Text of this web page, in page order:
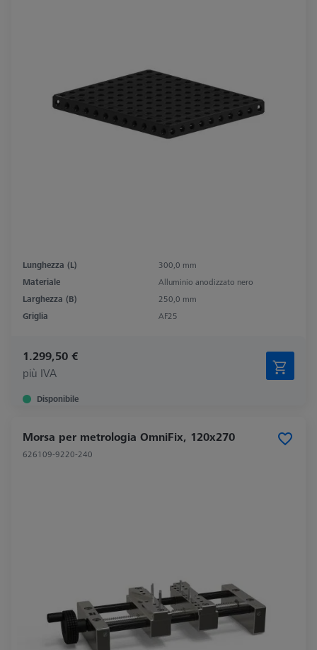
Lunghezza (L)
300,0 mm
Materiale
Alluminio anodizzato nero
Larghezza (B)
250,0 mm
Griglia
AF25
1.299,50 €
più IVA
Disponibile
Morsa per metrologia OmniFix, 120x270
626109-9220-240